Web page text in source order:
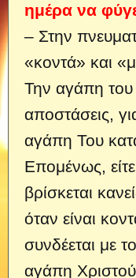
ημέρα να
– Στην
«κοντά» και
Την αγάπη του
αποστάσεις,
αγάπη Του
Επομένως,
βρίσκεται
όταν είναι
συνδέεται με
αγάπη